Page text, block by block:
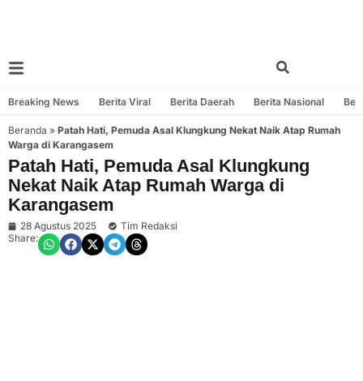
Breaking News Berita Viral Berita Daerah Berita Nasional
Beranda » Patah Hati, Pemuda Asal Klungkung Nekat Naik Atap Rumah
Warga di Karangasem
Patah Hati, Pemuda Asal Klungkung
Nekat Naik Atap Rumah Warga di
Karangasem
28 Agustus 2025
Tim Redaksi
Share: